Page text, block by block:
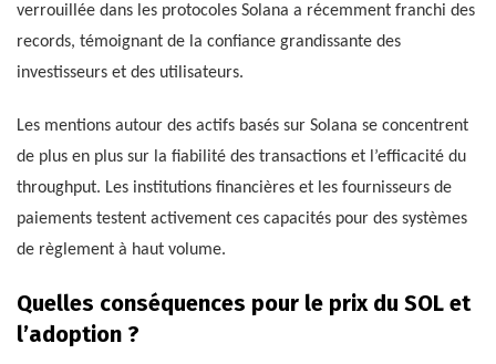
verrouillée dans les protocoles Solana a récemment franchi des
records, témoignant de la confiance grandissante des
investisseurs et des utilisateurs.
Les mentions autour des actifs basés sur Solana se concentrent
de plus en plus sur la fiabilité des transactions et l’efficacité du
throughput. Les institutions financières et les fournisseurs de
paiements testent activement ces capacités pour des systèmes
de règlement à haut volume.
Quelles conséquences pour le prix du SOL et
l’adoption ?